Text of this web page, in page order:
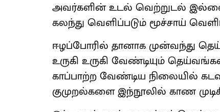
அவர்களின் உடல் வெற்றுடல்
கலந்து வெளிப்​படும் மூச்சாய்
ஈழப்போரில் தானாக முன்வந்து
உருகி உருகி வேண்டியும்
காப்பாற்ற வேண்டிய நிலையில்
குமுறல்களை இந்நூலில் காண